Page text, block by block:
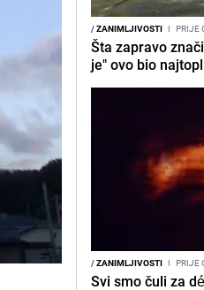
/ZANIMLJIVOSTI I PRIJE
Šta zapravo
je" ovo bio
/ZANIMLJIVOSTI I PRIJE
Svi smo čuli za